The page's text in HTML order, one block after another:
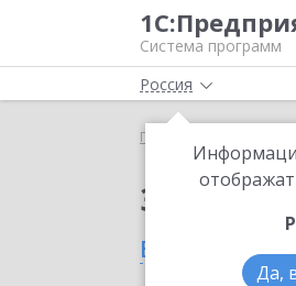
Система программ
Россия
Да,
Главная
в Сарове